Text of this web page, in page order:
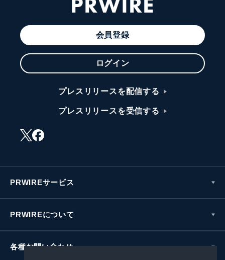
会員登録
ログイン
プレスリリースを配信する
プレスリリースを受信する
PRWIREサービス
PRWIREについて
各種お問い合わせ